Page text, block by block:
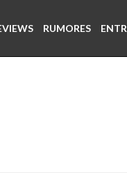
RUMORES